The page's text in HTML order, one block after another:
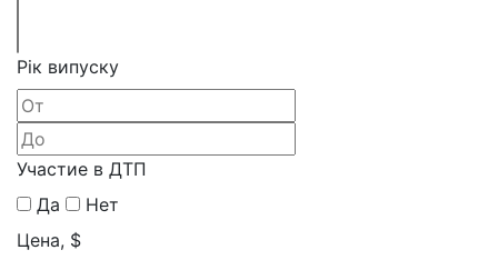
Рік випуску
Участие в ДТП
Да
Нет
Цена, $